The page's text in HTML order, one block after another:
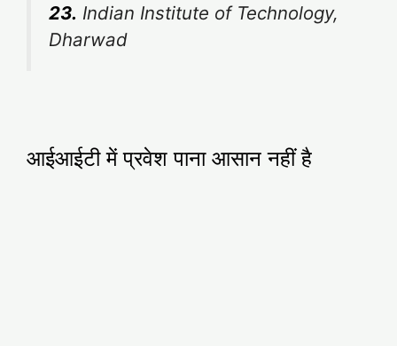
23. Indian Institute of Technology,
Dharwad
आईआईटी में प्रवेश पाना आसान नहीं है